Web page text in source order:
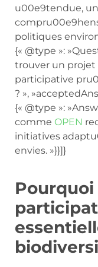
u00e9tendue,
politiques
{« @type »:
trouver un projet
participative
? »,
{« @type »:
comme OPEN
initiatives
envies. »}}]}